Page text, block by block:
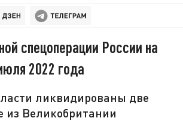
спецоперации России на
2022 года
ликвидированы две
из Великобритании